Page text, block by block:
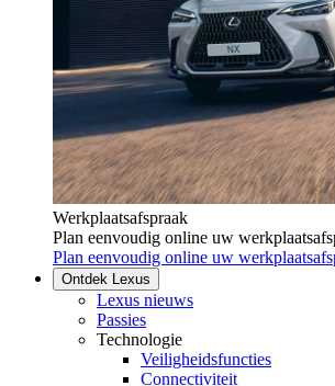
Werkplaatsafspraak
Plan eenvoudig online uw
Plan eenvoudig online uw
Ontdek Lexus
Lexus nieuws
Passies
Technologie
Veiligheidsfuncties
Connectiviteit